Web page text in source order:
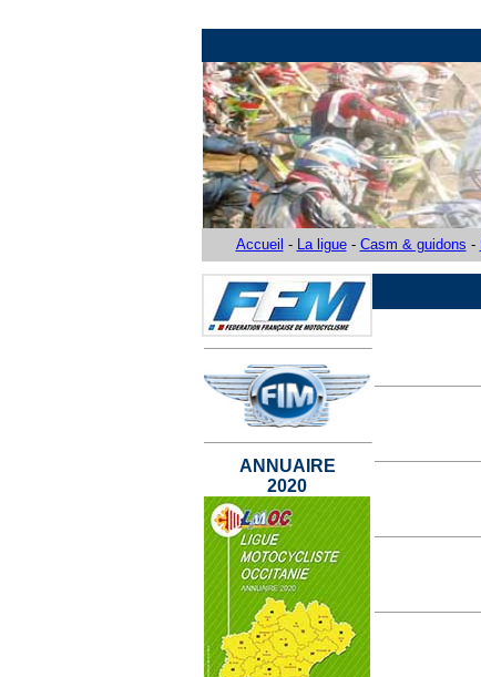
Accueil - La ligue- Casm & guidons -
ANNUAIRE
2020